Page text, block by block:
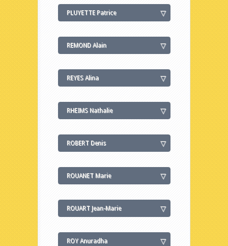
PLUYETTE Patrice
REMOND Alain
REYES Alina
RHEIMS Nathalie
ROBERT Denis
ROUANET Marie
ROUART Jean-Marie
ROY Anuradha